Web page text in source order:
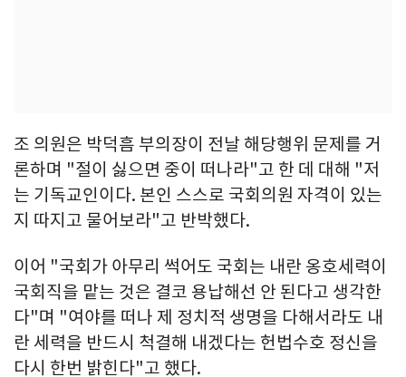
조 의원은 박덕흠 부의장이 전날 해당행위 문제를 거
론하며 "절이 싫으면 중이 떠나라"고 한 데 대해 "저
는 기독교인이다. 본인 스스로 국회의원 자격이 있는
지 따지고 물어보라"고 반박했다.
이어 "국회가 아무리 썩어도 국회는 내란 옹호세력이
국회직을 맡는 것은 결코 용납해선 안 된다고 생각한
다"며 "여야를 떠나 제 정치적 생명을 다해서라도 내
란 세력을 반드시 척결해 내겠다는 헌법수호 정신을
다시 한번 밝힌다"고 했다.